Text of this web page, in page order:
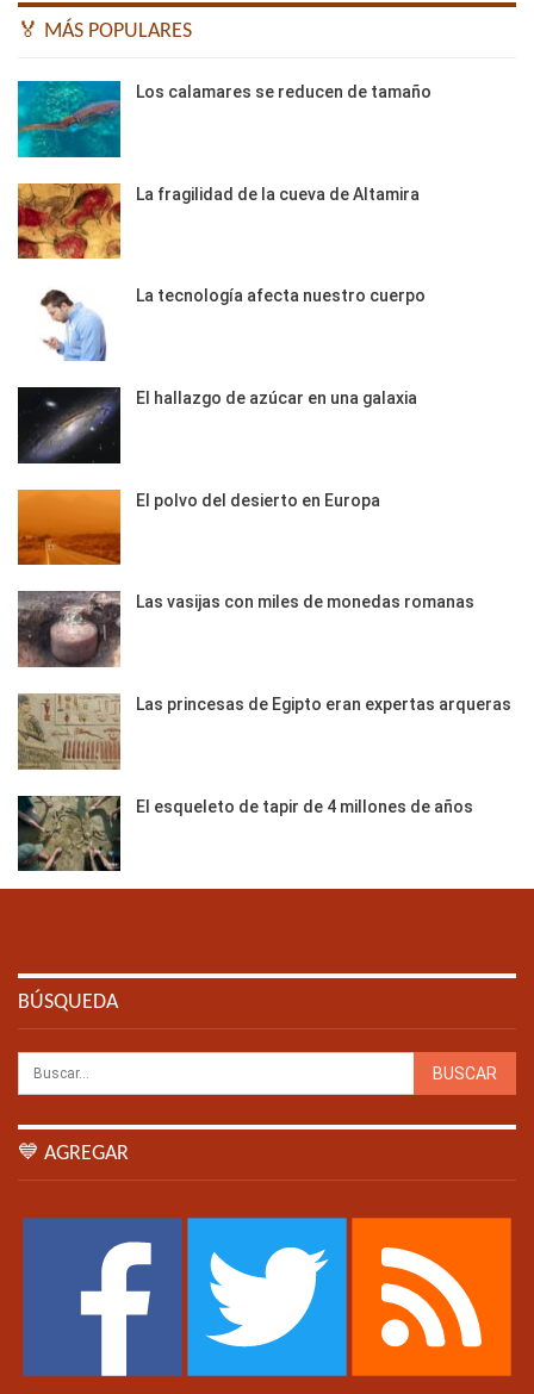
🏅 MÁS POPULARES
Los calamares se reducen de tamaño
La fragilidad de la cueva de Altamira
La tecnología afecta nuestro cuerpo
El hallazgo de azúcar en una galaxia
El polvo del desierto en Europa
Las vasijas con miles de monedas romanas
Las princesas de Egipto eran expertas arqueras
El esqueleto de tapir de 4 millones de años
BÚSQUEDA
💙 AGREGAR